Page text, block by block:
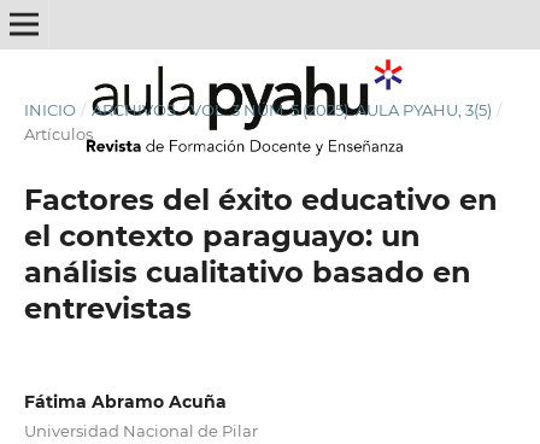
INICIO / ARCHIVOS / VOL. 3 NÚM. 5 (2025): AULA PYAHU, 3(5) /
Artículos
Factores del éxito educativo en
el contexto paraguayo: un
análisis cualitativo basado en
entrevistas
Fátima Abramo Acuña
Universidad Nacional de Pilar